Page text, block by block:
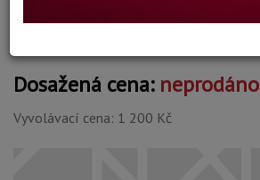
Dosažená cena: neprodáno
Vyvolávací cena: 1 200 Kč